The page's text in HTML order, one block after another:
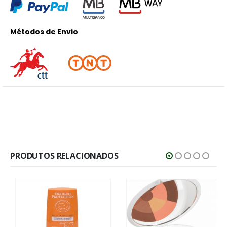
Métodos de Envio
PRODUTOS RELACIONADOS